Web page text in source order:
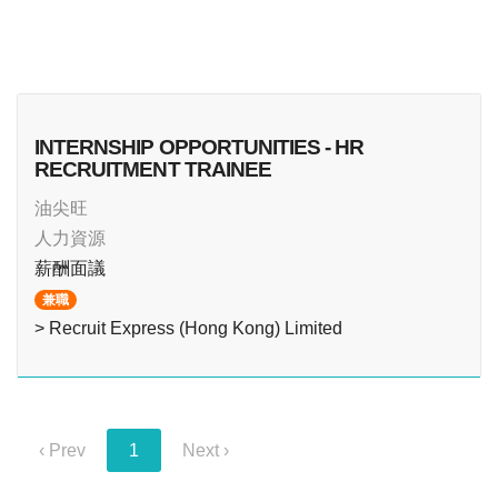
INTERNSHIP OPPORTUNITIES - HR
RECRUITMENT TRAINEE
油尖旺
人力資源
薪酬面議
兼職
> Recruit Express (Hong Kong) Limited
‹ Prev 1 Next ›